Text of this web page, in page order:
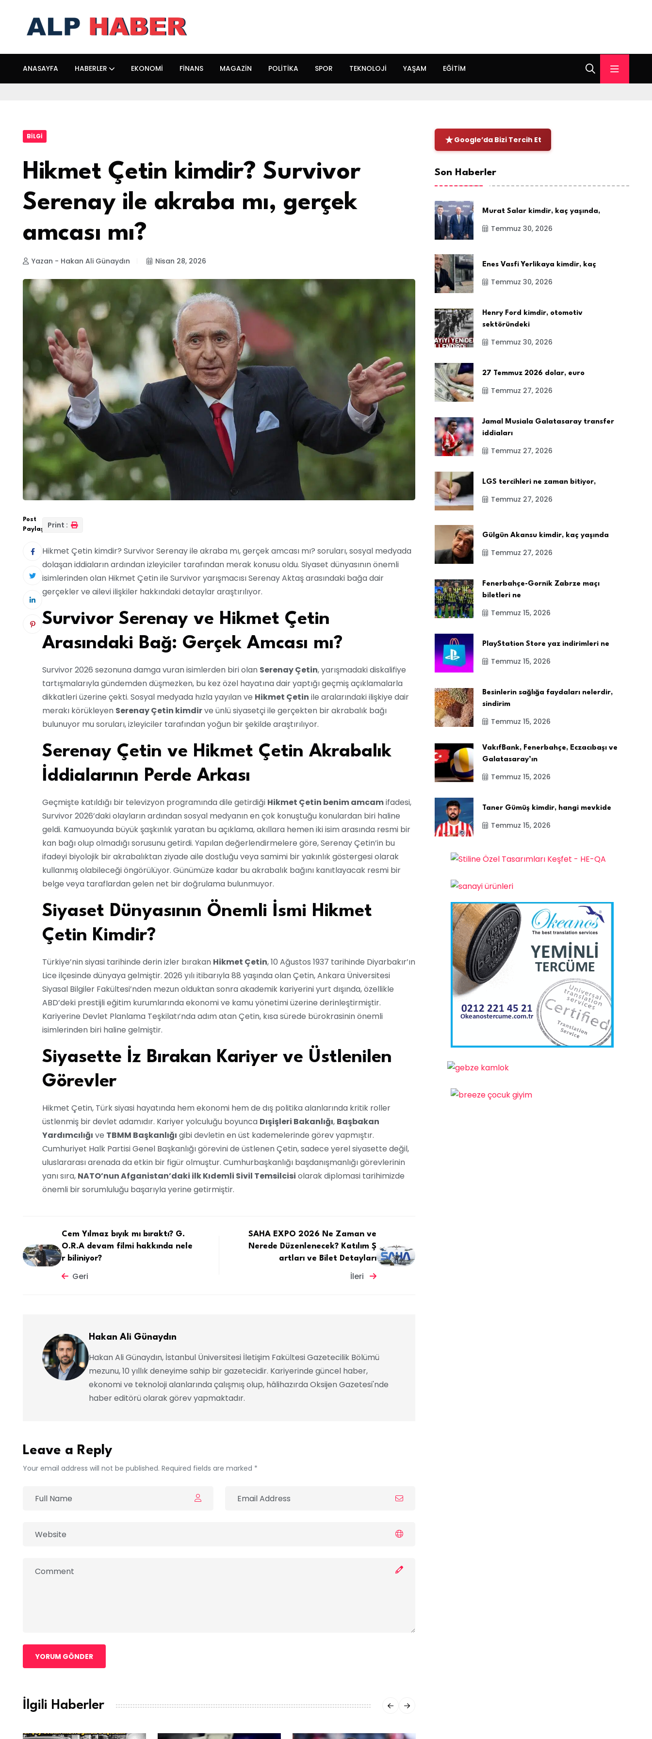
ANASAYFA HABERLER EKONOMI FINANS MAGAZIN POLITIKA SPOR TEKNOLOJI YAŞAM EĞITIM
BILGI
Hikmet Çetin kimdir? Survivor
Serenay ile akraba mı, gerçek
amcası mı?
Yazan - Hakan Ali Günaydın Nisan 28, 2026
Post
Paylaş:
Print :
Hikmet Çetin kimdir? Survivor Serenay ile akraba mı, gerçek amcası mı? soruları, sosyal medyada
dolaşan iddiaların ardından izleyiciler tarafından merak konusu oldu. Siyaset dünyasının önemli
isimlerinden olan Hikmet Çetin ile Survivor yarışmacısı Serenay Aktaş arasındaki bağa dair
gerçekler ve ailevi ilişkiler hakkındaki detaylar araştırılıyor.
Survivor Serenay ve Hikmet Çetin
Arasındaki Bağ: Gerçek Amcası mı?
Survivor 2026 sezonuna damga vuran isimlerden biri olan Serenay Çetin, yarışmadaki diskalifiye
tartışmalarıyla gündemden düşmezken, bu kez özel hayatına dair yaptığı geçmiş açıklamalarla
dikkatleri üzerine çekti. Sosyal medyada hızla yayılan ve Hikmet Çetin ile aralarındaki ilişkiye dair
merakı körükleyen Serenay Çetin kimdirve ünlü siyasetçi ile gerçekten bir akrabalık bağı
bulunuyor mu soruları, izleyiciler tarafından yoğun bir şekilde araştırılıyor.
Serenay Çetin ve Hikmet Çetin Akrabalık
İddialarının Perde Arkası
Geçmişte katıldığı bir televizyon programında dile getirdiği Hikmet Çetin benim amcamifadesi,
Survivor 2026’daki olayların ardından sosyal medyanın en çok konuştuğu konulardan biri haline
geldi. Kamuoyunda büyük şaşkınlık yaratan bu açıklama, akıllara hemen iki isim arasında resmi bir
kan bağı olup olmadığı sorusunu getirdi. Yapılan değerlendirmelere göre, Serenay Çetin’in bu
ifadeyi biyolojik bir akrabalıktan ziyade aile dostluğu veya samimi bir yakınlık göstergesi olarak
kullanmış olabileceği öngörülüyor. Günümüze kadar bu akrabalık bağını kanıtlayacak resmi bir
belge veya taraflardan gelen net bir doğrulama bulunmuyor.
Siyaset Dünyasının Önemli İsmi Hikmet
Çetin Kimdir?
Türkiye’nin siyasi tarihinde derin izler bırakan Hikmet Çetin, 10 Ağustos 1937 tarihinde Diyarbakır’ın
Lice ilçesinde dünyaya gelmiştir. 2026 yılı itibarıyla 88 yaşında olan Çetin, Ankara Üniversitesi
Siyasal Bilgiler Fakültesi’nden mezun olduktan sonra akademik kariyerini yurt dışında, özellikle
ABD’deki prestijli eğitim kurumlarında ekonomi ve kamu yönetimi üzerine derinleştirmiştir.
Kariyerine Devlet Planlama Teşkilatı’nda adım atan Çetin, kısa sürede bürokrasinin önemli
isimlerinden biri haline gelmiştir.
Siyasette İz Bırakan Kariyer ve Üstlenilen
Görevler
Hikmet Çetin, Türk siyasi hayatında hem ekonomi hem de dış politika alanlarında kritik roller
üstlenmiş bir devlet adamıdır. Kariyer yolculuğu boyunca Dışişleri Bakanlığı, Başbakan
Yardımcılığı ve TBMM Başkanlığı gibi devletin en üst kademelerinde görev yapmıştır.
Cumhuriyet Halk Partisi Genel Başkanlığı görevini de üstlenen Çetin, sadece yerel siyasette değil,
uluslararası arenada da etkin bir figür olmuştur. Cumhurbaşkanlığı başdanışmanlığı görevlerinin
yanı sıra, NATO’nun Afganistan’daki ilk Kıdemli Sivil Temsilcisi olarak diplomasi tarihimizde
önemli bir sorumluluğu başarıyla yerine getirmiştir.
Cem Yılmaz bıyık mı bıraktı? G.
O.R.A devam filmi hakkında nele
r biliniyor?
Geri
SAHA EXPO 2026 Ne Zaman ve
Nerede Düzenlenecek? Katılım Ş
artları ve Bilet Detayları
İleri
Hakan Ali Günaydın
Hakan Ali Günaydın, İstanbul Üniversitesi İletişim Fakültesi Gazetecilik Bölümü
mezunu, 10 yıllık deneyime sahip bir gazetecidir. Kariyerinde güncel haber,
ekonomi ve teknoloji alanlarında çalışmış olup, hâlihazırda Oksijen Gazetesi'nde
haber editörü olarak görev yapmaktadır.
Leave a Reply
Your email address will not be published. Required fields are marked *
YORUM GÖNDER
İlgili Haberler
Google’da Bizi Tercih Et
Son Haberler
Murat Salar kimdir, kaç yaşında,
Temmuz 30, 2026
Enes Vasfi Yerlikaya kimdir, kaç
Temmuz 30, 2026
Henry Ford kimdir, otomotiv
sektöründeki
Temmuz 30, 2026
27 Temmuz 2026 dolar, euro
Temmuz 27, 2026
Jamal Musiala Galatasaray transfer
iddiaları
Temmuz 27, 2026
LGS tercihleri ne zaman bitiyor,
Temmuz 27, 2026
Gülgün Akansu kimdir, kaç yaşında
Temmuz 27, 2026
Fenerbahçe-Gornik Zabrze maçı
biletleri ne
Temmuz 15, 2026
PlayStation Store yaz indirimleri ne
Temmuz 15, 2026
Besinlerin sağlığa faydaları nelerdir,
sindirim
Temmuz 15, 2026
VakıfBank, Fenerbahçe, Eczacıbaşı ve
Galatasaray’ın
Temmuz 15, 2026
Taner Gümüş kimdir, hangi mevkide
Temmuz 15, 2026